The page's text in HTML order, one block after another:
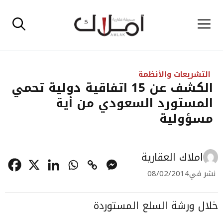
إلى القائمة
التشريعات والأنظمة
الكشف عن 15 اتفاقية دولية تحمي
المستورد السعودي من أية
مسؤولية
املاك العقارية
نشر في08/02/2014
خلال ورشة السلع المستوردة